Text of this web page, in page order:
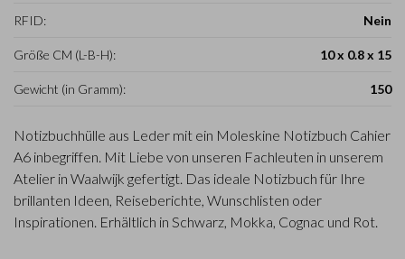
RFID: Nein
Größe CM (L-B-H): 10 x 0.8 x 15
Gewicht (in Gramm): 150
Notizbuchhülle aus Leder mit ein Moleskine Notizbuch Cahier
A6 inbegriffen. Mit Liebe von unseren Fachleuten in unserem
Atelier in Waalwijk gefertigt. Das ideale Notizbuch für Ihre
brillanten Ideen, Reiseberichte, Wunschlisten oder
Inspirationen. Erhältlich in Schwarz, Mokka, Cognac und Rot.